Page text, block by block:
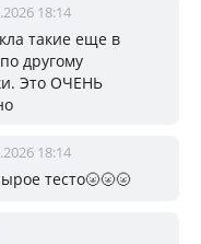
18:14
такие еще в
другому
Это ОЧЕНЬ
18:14
тесто🌝🌝🌝